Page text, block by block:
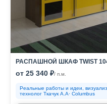
РАСПАШНОЙ ШКАФ TWIST
от 25 340 ₽/ п.м.
Реальные работы и идеи,
технолог Ткачук А.А· Columbus